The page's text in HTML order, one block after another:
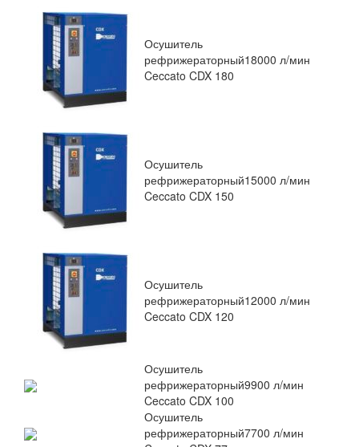
Осушитель
рефрижераторный
Ceccato CDX 180
18000 л/мин
Осушитель
рефрижераторный
Ceccato CDX 150
15000 л/мин
Осушитель
рефрижераторный
Ceccato CDX 120
12000 л/мин
Осушитель
рефрижераторный
Ceccato CDX 100
9900 л/мин
Осушитель
рефрижераторный7700 л/мин